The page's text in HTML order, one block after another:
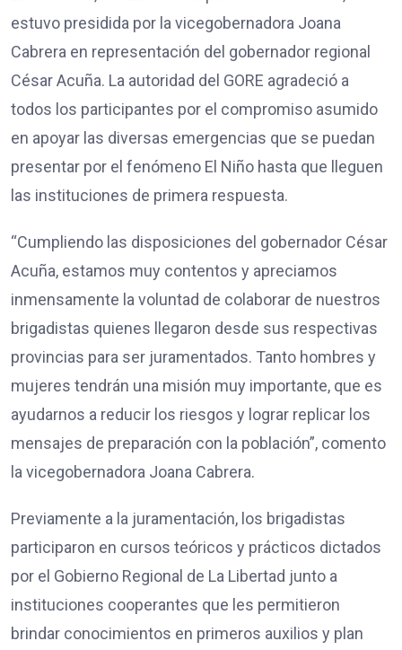
estuvo presidida por la vicegobernadora Joana
Cabrera en representación del gobernador regional
César Acuña. La autoridad del GORE agradeció a
todos los participantes por el compromiso asumido
en apoyar las diversas emergencias que se puedan
presentar por el fenómeno El Niño hasta que lleguen
las instituciones de primera respuesta.
“Cumpliendo las disposiciones del gobernador César
Acuña, estamos muy contentos y apreciamos
inmensamente la voluntad de colaborar de nuestros
brigadistas quienes llegaron desde sus respectivas
provincias para ser juramentados. Tanto hombres y
mujeres tendrán una misión muy importante, que es
ayudarnos a reducir los riesgos y lograr replicar los
mensajes de preparación con la población”, comento
la vicegobernadora Joana Cabrera.
Previamente a la juramentación, los brigadistas
participaron en cursos teóricos y prácticos dictados
por el Gobierno Regional de La Libertad junto a
instituciones cooperantes que les permitieron
brindar conocimientos en primeros auxilios y plan